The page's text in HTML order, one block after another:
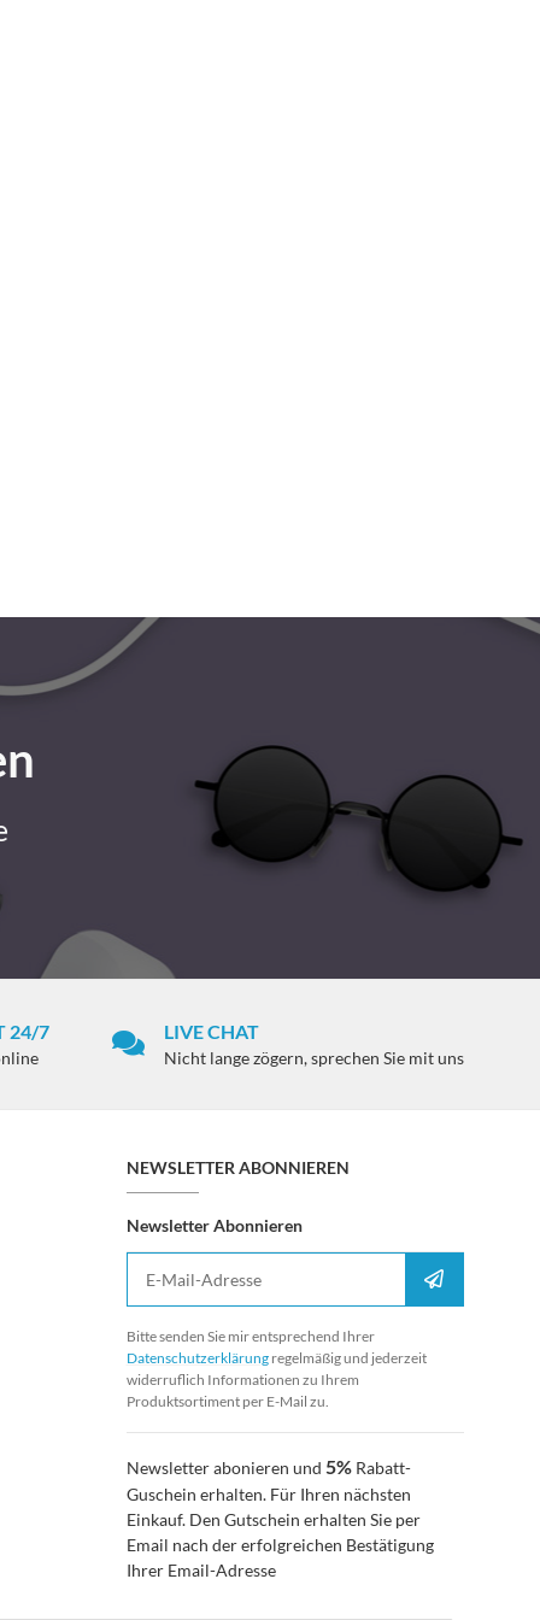
24/7 LIVE CHAT
Nicht lange zögern, sprechen Sie mit uns
NEWSLETTER ABONNIEREN
Newsletter Abonnieren
Anmelden
Bitte senden Sie mir entsprechend Ihrer
Datenschutzerklärungregelmäßig und jederzeit
widerruflich Informationen zu Ihrem
Produktsortiment per E-Mail zu.
Newsletter abonieren und 5%Rabatt-
Guschein erhalten. Für Ihren nächsten
Einkauf. Den Gutschein erhalten Sie per
Email nach der erfolgreichen Bestätigung
Ihrer Email-Adresse